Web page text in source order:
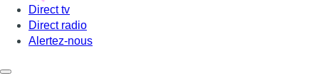
Direct tv
Direct radio
Alertez-nous